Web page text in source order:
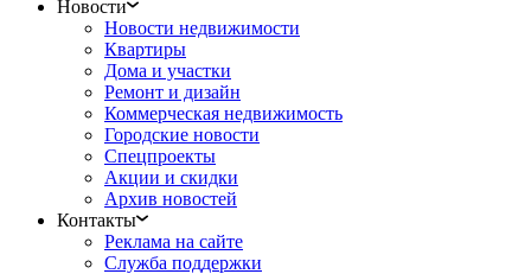
Новости
Новости недвижимости
Квартиры
Дома и участки
Ремонт и дизайн
Коммерческая недвижимость
Городские новости
Спецпроекты
Акции и скидки
Архив новостей
Контакты
Реклама на сайте
Служба поддержки